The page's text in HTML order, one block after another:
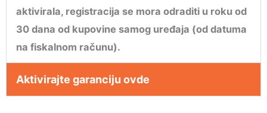
aktivirala, registracija se mora odraditi u roku od
30 dana od kupovine samog uređaja (od datuma
na fiskalnom računu).
Aktivirajte garanciju ovde